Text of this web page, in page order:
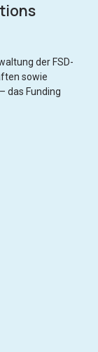
der FSD-
sowie
das Funding